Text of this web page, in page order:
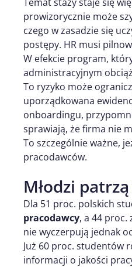
prowizorycznie może
czego w zasadzie się
postępy. HR musi
W efekcie program,
administracyjnym
To ryzyko może
uporządkowana
onboardingu,
sprawiają, że firma nie
To szczególnie ważne,
pracodawców.
Młodzi
Dla 51 proc. polskich
pracodawcy, a 44 proc.
nie wyczerpują jednak
Już 60 proc. studentów
informacji o jakości